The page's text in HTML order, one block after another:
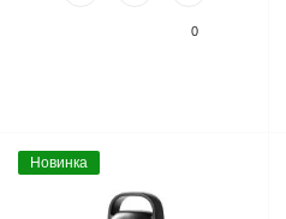
0
Новинка